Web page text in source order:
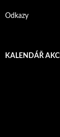
Odkazy
KALENDÁŘ AKCÍ